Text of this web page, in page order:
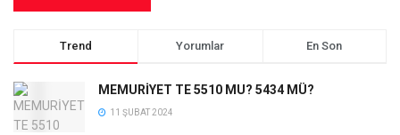
Trend Yorumlar En Son
MEMURİYET TE 5510 MU? 5434 MÜ?
11 ŞUBAT 2024